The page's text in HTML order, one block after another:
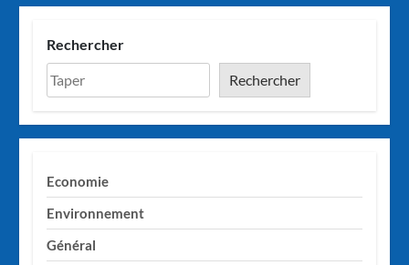
Rechercher
Rechercher
Economie
Environnement
Général